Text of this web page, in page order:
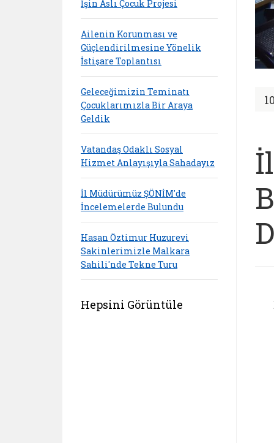
İşin Aslı Çocuk Projesi
Ailenin Korunması ve
Güçlendirilmesine Yönelik
İstişare Toplantısı
Geleceğimizin Teminatı
Çocuklarımızla Bir Araya
Geldik
Vatandaş Odaklı Sosyal
Hizmet Anlayışıyla Sahadayız
İl Müdürümüz ŞÖNİM'de
İncelemelerde Bulundu
Hasan Öztimur Huzurevi
Sakinlerimizle Malkara
Sahili'nde Tekne Turu
Hepsini Görüntüle